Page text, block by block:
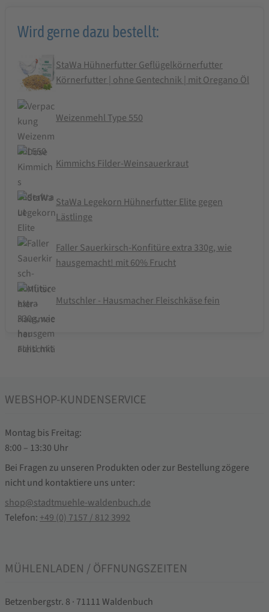
Wird gerne dazu bestellt:
StaWa Hühnerfutter Geflügelkörnerfutter
Körnerfutter | ohne Gentechnik | mit Oregano Öl
Weizenmehl Type 550
Kimmichs Filder-Weinsauerkraut
StaWa Legekorn Hühnerfutter Elite gegen
Lästlinge
Faller Sauerkirsch-Konfitüre extra 330g, wie
hausgemacht! mit 60% Frucht
Mutschler - Hausmacher Fleischkäse fein
WEBSHOP-KUNDENSERVICE
Montag bis Freitag:
8:00 – 13:30 Uhr
Bei Fragen zu unseren Produkten oder zur Bestellung zögere
nicht und kontaktiere uns unter:
shop@stadtmuehle-waldenbuch.de
Telefon: +49 (0) 7157 / 812 3992
MÜHLENLADEN / ÖFFNUNGSZEITEN
Betzenbergstr. 8 · 71111 Waldenbuch